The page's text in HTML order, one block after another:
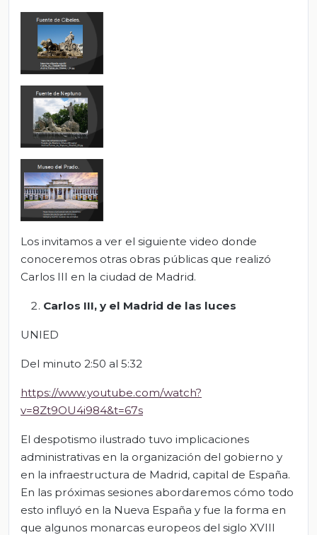
Los invitamos a ver el siguiente video donde
conoceremos otras obras públicas que realizó
Carlos III en la ciudad de Madrid.
Carlos III, y el Madrid de las luces
UNIED
Del minuto 2:50 al 5:32
https://www.youtube.com/watch?
v=8Zt9OU4i984&t=67s
El despotismo ilustrado tuvo implicaciones
administrativas en la organización del gobierno y
en la infraestructura de Madrid, capital de España.
En las próximas sesiones abordaremos cómo todo
esto influyó en la Nueva España y fue la forma en
que algunos monarcas europeos del siglo XVIII